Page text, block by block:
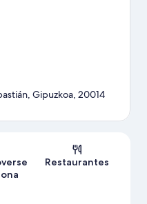
Gipuzkoa, 20014
Restaurantes